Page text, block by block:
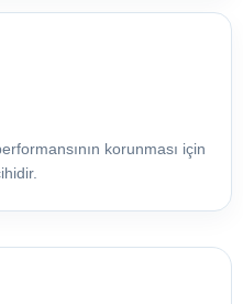
korunması için